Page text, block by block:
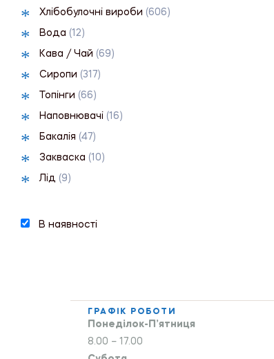
Хлібобулочні вироби (606)
Вода (12)
Кава / Чай (69)
Сиропи (317)
Топінги (66)
Наповнювачі (16)
Бакалія (47)
Закваска (10)
Лід (9)
В наявності
ГРАФІК РОБОТИ
Понеділок-П’ятниця
8.00 – 17.00